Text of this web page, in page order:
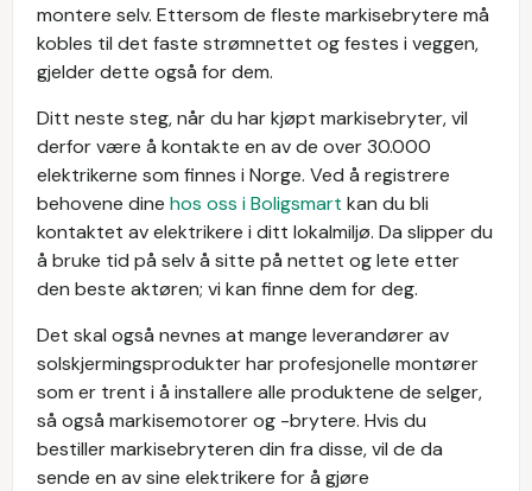
montere selv. Ettersom de fleste markisebrytere må
kobles til det faste strømnettet og festes i veggen,
gjelder dette også for dem.
Ditt neste steg, når du har kjøpt markisebryter, vil
derfor være å kontakte en av de over 30.000
elektrikerne som finnes i Norge. Ved å registrere
behovene dine hos oss i Boligsmart kan du bli
kontaktet av elektrikere i ditt lokalmiljø. Da slipper du
å bruke tid på selv å sitte på nettet og lete etter
den beste aktøren; vi kan finne dem for deg.
Det skal også nevnes at mange leverandører av
solskjermingsprodukter har profesjonelle montører
som er trent i å installere alle produktene de selger,
så også markisemotorer og -brytere. Hvis du
bestiller markisebryteren din fra disse, vil de da
sende en av sine elektrikere for å gjøre